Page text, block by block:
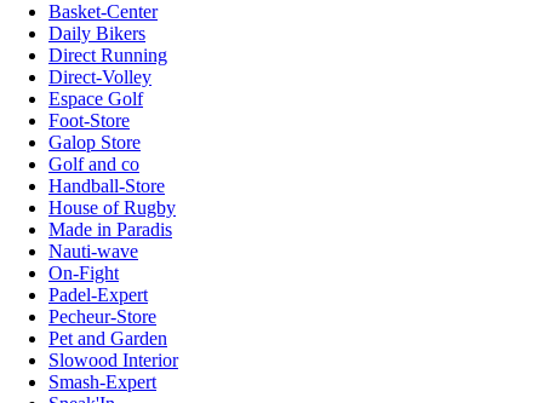
Basket-Center
Daily Bikers
Direct Running
Direct-Volley
Espace Golf
Foot-Store
Galop Store
Golf and co
Handball-Store
House of Rugby
Made in Paradis
Nauti-wave
On-Fight
Padel-Expert
Pecheur-Store
Pet and Garden
Slowood Interior
Smash-Expert